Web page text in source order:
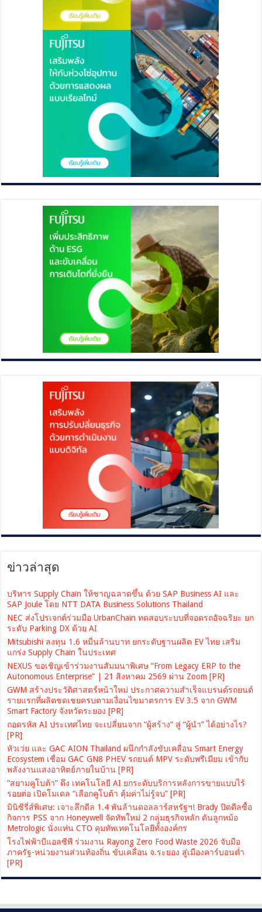
ข่าวล่าสุด
บริหาร Supply Chain ให้ชาญฉลาดขึ้น ด้วย SAP Business AI และ
SAP Joule โดย NTT DATA Business Solutions Thailand
NEC ส่งโปรเจกต์ร่วมมือ UrbanChain ทดสอบระบบที่จอดรถอัจฉริยะ ยก
ระดับ Parking DX ด้วย AI
Mitsubishi ลงทุน 1.6 หมื่นล้านบาท ยกระดับฐานผลิต EV ไทย เสริม
แกร่ง Supply Chain ในประเทศ
NEXUS ขอเชิญเข้าร่วมงานสัมมนาพิเศษ “From Legacy ERP to the
Autonomous Enterprise” | 21 สิงหาคม 2569 ผ่าน Zoom [PR]
GWM สร้างประวัติศาสตร์หน้าใหม่ ประกาศความสำเร็จแบรนด์รถยนต์
รายแรกที่ผลิตชดเชยครบตามเงื่อนไขมาตรการ EV 3.5 จาก GWM
Smart Factory จังหวัดระยอง [PR]
ถอดรหัส AI ประเทศไทย จะเปลี่ยนจาก “ผู้สร้าง” สู่ “ผู้นำ” ได้อย่างไร?
[PR]
หัวเว่ย และ GAC AION Thailand ผนึกกำลังขับเคลื่อน Smart Energy
Ecosystem เชื่อม GAC GN8 PHEV รถยนต์ MPV ระดับพรีเมียม เข้ากับ
พลังงานแสงอาทิตย์ภายในบ้าน [PR]
“สยามคูโบต้า” ดึง เทคโนโลยี AI ยกระดับบริการหลังการขายแบบไร้
รอยต่อ เปิดโมเดล “เลือกคูโบต้า คุ้มค่าไม่รู้จบ” [PR]
มินิซีรี่ส์พิเศษ: เจาะลึกดีล 1.4 พันล้านดอลลาร์สหรัฐฯ! Brady ปิดดีลซื้อ
กิจการ PSS จาก Honeywell จัดทัพใหม่ 2 กลุ่มธุรกิจหลัก ดันลูกหม้อ
Metrologic นั่งแท่น CTO คุมทัพเทคโนโลยีทั้งองค์กร
โรงไฟฟ้าบีแอลซีพี ร่วมงาน Rayong Zero Food Waste 2026 จับมือ
ภาครัฐ-หน่วยงานส่วนท้องถิ่น ขับเคลื่อน จ.ระยอง สู่เมืองคาร์บอนต่ำ
[PR]